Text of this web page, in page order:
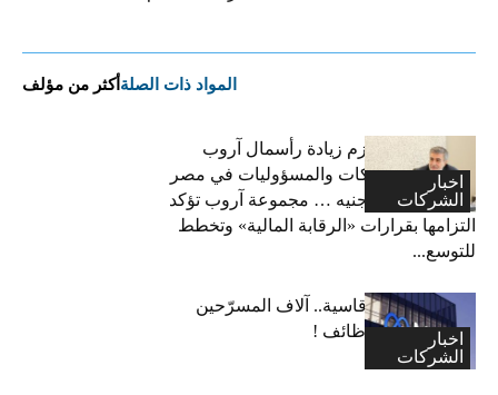
المواد ذات الصلة أكثر من مؤلف
اخبار
الشركات
فاتح بكداش:نعتزم زيادة رأسمال آروب
لتأمينات الممتلكات والمسؤوليات في مصر
إلى 600 مليون جنيه … مجموعة آروب تؤكد
التزامها بقرارات «الرقابة المالية» وتخطط
للتوسع...
اخبار
الشركات
“ميتا”: قرارات قاسية.. آلاف المسرّحين
وتجميد آلاف الوظائف !